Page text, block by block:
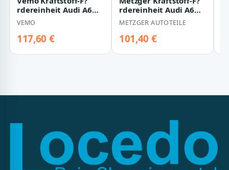
rdereinheit Audi A6
Skoda Superb VW
Passat
VEMO
117,60 €
rdereinheit Audi A6
VW Passat
METZGER AUTOTEILE
101,40 €